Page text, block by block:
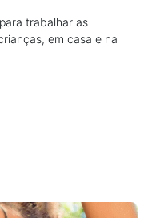
trabalhar as
em casa e na